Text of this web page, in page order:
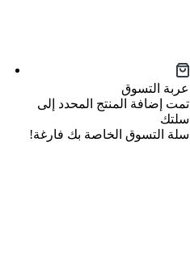
عربة التسوق
تمت إضافة المنتج المحدد إلى
سلتك
سلة التسوق الخاصة بك فارغة!